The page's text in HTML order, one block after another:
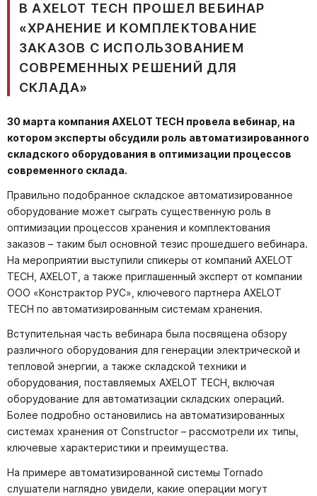
В AXELOT TECH ПРОШЕЛ ВЕБИНАР
«ХРАНЕНИЕ И КОМПЛЕКТОВАНИЕ
ЗАКАЗОВ С ИСПОЛЬЗОВАНИЕМ
СОВРЕМЕННЫХ РЕШЕНИЙ ДЛЯ
СКЛАДА»
30 марта компания AXELOT TECH провела вебинар, на
котором эксперты обсудили роль автоматизированного
складского оборудования в оптимизации процессов
современного склада.
Правильно подобранное складское автоматизированное
оборудование может сыграть существенную роль в
оптимизации процессов хранения и комплектования
заказов – таким был основной тезис прошедшего вебинара.
На мероприятии выступили спикеры от компаний AXELOT
TECH, AXELOT, а также приглашенный эксперт от компании
ООО «Констрактор РУС», ключевого партнера AXELOT
TECH по автоматизированным системам хранения.
Вступительная часть вебинара была посвящена обзору
различного оборудования для генерации электрической и
тепловой энергии, а также складской техники и
оборудования, поставляемых AXELOT TECH, включая
оборудование для автоматизации складских операций.
Более подробно остановились на автоматизированных
системах хранения от Constructor – рассмотрели их типы,
ключевые характеристики и преимущества.
На примере автоматизированной системы Tornado
слушатели наглядно увидели, какие операции могут